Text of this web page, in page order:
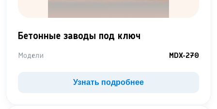
Бетонные заводы под ключ
Модели MDX-270
Узнать подробнее